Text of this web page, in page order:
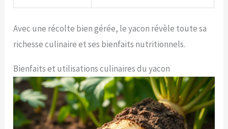
Avec une récolte bien gérée, le yacon révèle toute sa
richesse culinaire et ses bienfaits nutritionnels.
Bienfaits et utilisations culinaires du yacon